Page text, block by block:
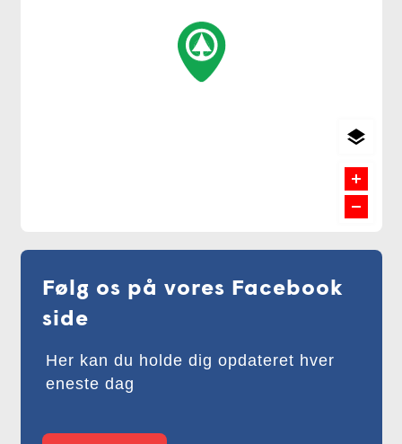
Følg os på vores Facebook
side
Her kan du holde dig opdateret hver
eneste dag